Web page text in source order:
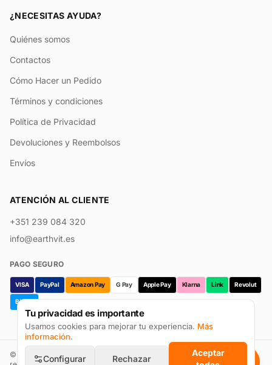
Tu privacidad es importante
Usamos cookies para mejorar tu experiencia. Más
información.
Configurar Rechazar
Aceptar
¿NECESITAS AYUDA?
Quiénes somos
Contactos
Cómo Hacer un Pedido
Términos y condiciones
Política de Privacidad
Devoluciones y Reembolsos
Envíos
ATENCIÓN AL CLIENTE
+351 239 084 320
info@earthvit.es
PAGO SEGURO
VISA PayPal Amazon Pay G Pay Apple Pay Klarna Link Revolut
Bizum
© 2026Earthvit · Prevpharma Unipessoal Lda. Todos los derechos